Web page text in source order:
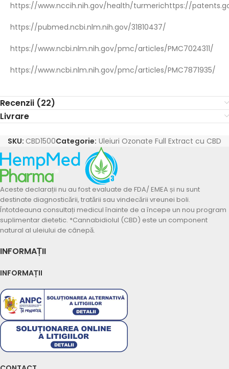
https://www.nccih.nih.gov/health/turmerichttps://
https://pubmed.ncbi.nlm.nih.gov/31810437/
https://www.ncbi.nlm.nih.gov/pmc/articles/PMC7024311/
https://www.ncbi.nlm.nih.gov/pmc/articles/PMC7871935/
Recenzii (22)
Livrare
SKU: CBD1500Categorie: Uleiuri Ozonate Full Extract cu CBD
Aceste declarații nu au fost evaluate de FDA/ EMEA și nu sunt
destinate diagnosticării, tratării sau vindecării vreunei boli.
Întotdeauna consultați medicul înainte de a începe un nou program
suplimentar dietetic. *Cannabidiolul (CBD) este un component
natural al uleiului de cânepă.
INFORMAȚII
INFORMAȚII
Suport Whatsapp
Răspundem în 5–10 minute
Program: L-V 09:00–18:00
Previzualizare mesaj: